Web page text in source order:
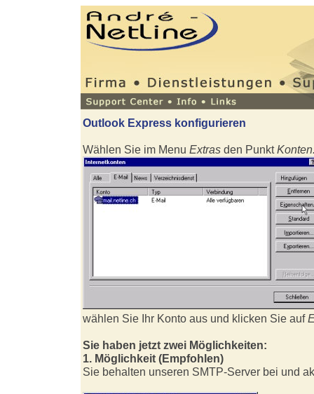
Outlook Express konfigurieren
Wählen Sie im Menu Extras den Punkt
wählen Sie Ihr Konto aus und klicken Sie auf
Sie haben jetzt zwei Möglichkeiten:
1. Möglichkeit (Empfohlen)
Sie behalten unseren SMTP-Server bei und